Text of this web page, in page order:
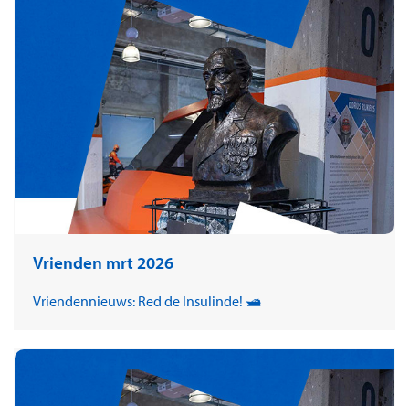
Vrienden mrt 2026
Vriendennieuws: Red de Insulinde! 🛥️